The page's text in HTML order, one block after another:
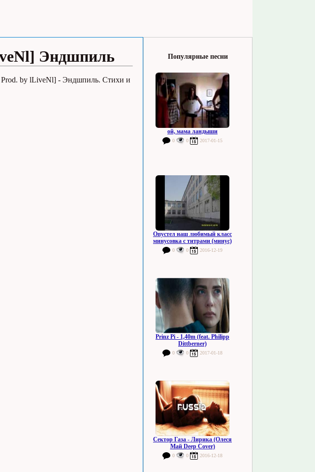
Эндшпиль
Prod. by lLiveNl] - Эндшпиль. Стихи и
Популярные песни
ой, мама ландыши
0 0 2017-01-15
Опустел наш любимый класс
минусовка с титрами (минус)
0 0 2016-12-19
Prinz Pi - 1,40m (feat. Philipp
Dittberner)
0 0 2017-01-18
Сектор Газа - Лирика (Олеся
Май Deep Cover)
0 0 2016-12-18